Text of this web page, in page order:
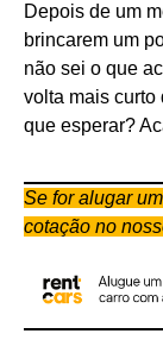
Depois de um
brincarem um
não sei o que
volta mais curto
que esperar?
Se for alugar
cotação no